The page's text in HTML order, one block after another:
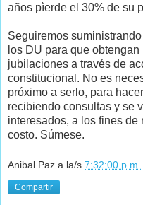
años pìerde el 30% de su
Seguiremos
los DU para que
jubilaciones a través de
constitucional. No es
próximo a serlo, para
recibiendo consultas y se
interesados, a los fines
costo. Súmese.
Anibal Paz a la/s 7:32:00 p.m.
Compartir